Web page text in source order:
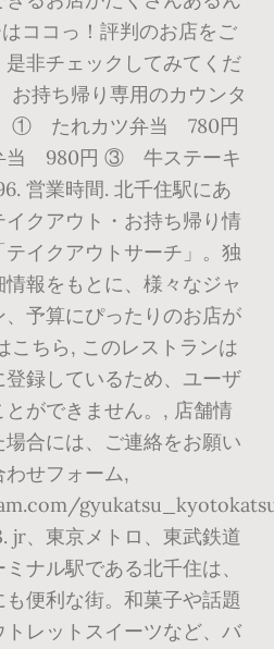
ココっ！評判のお店をご
非チェックしてみてくだ
お持ち帰り専用のカウンタ
① たれカツ弁当 780円
当 980円 ③ 牛ステーキ
営業時間. 北千住駅にあ
クアウト・お持ち帰り情
イクアウトサーチ」。独
報をもとに、様々なジャ
予算にぴったりのお店が
こちら, このレストランは
録しているため、ユーザ
ができません。, 店舗情
合には、ご連絡をお願い
せフォーム,
jr、東京メトロ、東武鉄道
ナル駅である北千住は、
便利な街。和菓子や話題
レットスイーツなど、バ